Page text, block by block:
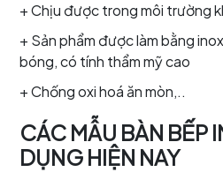
+ Chịu được trong môi trường
+ Sản phẩm được làm bằng
bóng, có tính thẩm mỹ cao
+ Chống oxi hoá ăn mòn,..
CÁC MẪU BÀN BẾP
DỤNG HIỆN NAY